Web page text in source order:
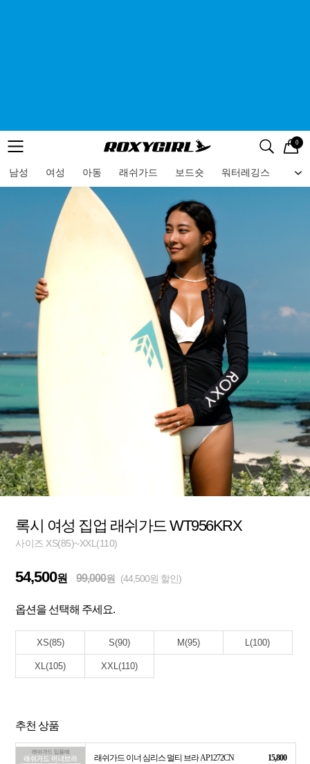
메뉴 검색
로고 0
남성 여성 아동 래쉬가드 보드숏 워터레깅스 비
메뉴
록시 여성 집업 래쉬가드 WT956KRX
사이즈 XS(85)~XXL(110)
54,500원 99,000원 (44,500원 할인)
옵션을 선택해 주세요.
XS(85) S(90) M(95) L(100)
XL(105) XXL(110)
추천 상품
래쉬가드 이너 심리스 멀티 브라 AP1272CN 15,800